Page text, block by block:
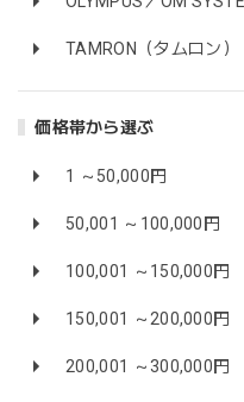
TAMRON（タムロン）
価格帯から選ぶ
1 ～50,000円
50,001 ～100,000円
100,001 ～150,000円
150,001 ～200,000円
200,001 ～300,000円